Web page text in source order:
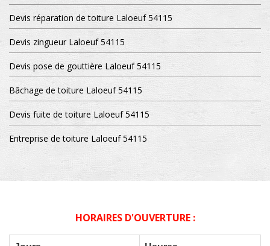
Devis réparation de toiture Laloeuf 54115
Devis zingueur Laloeuf 54115
Devis pose de gouttière Laloeuf 54115
Bâchage de toiture Laloeuf 54115
Devis fuite de toiture Laloeuf 54115
Entreprise de toiture Laloeuf 54115
HORAIRES D'OUVERTURE :